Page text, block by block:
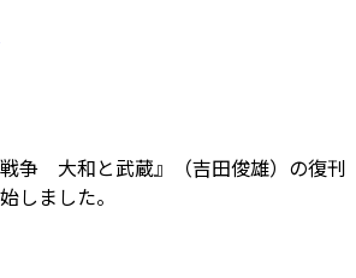
戦争 大和と武蔵』（吉田俊雄）の復刊
しました。